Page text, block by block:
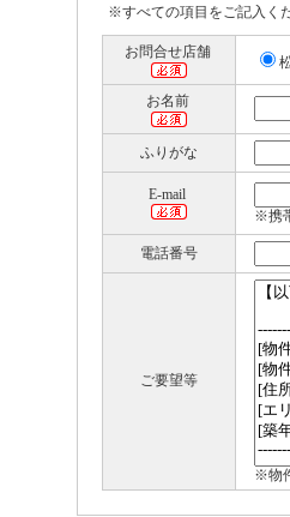
※すべての項目をご記入くだ
お問合せ店舗
お名前
ふりがな
E-mail
※携
電話番号
ご要望等
※物